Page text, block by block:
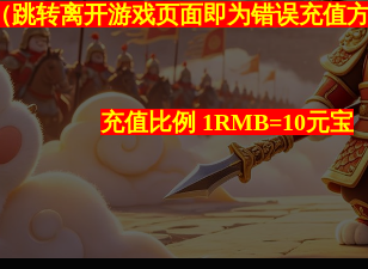
转离开游戏页面即为错误
充值比例 1RMB=10元宝